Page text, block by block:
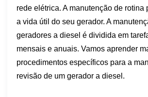
rede elétrica. A manutenção de rotina
a vida útil do seu gerador. A
geradores a diesel é dividida em
mensais e anuais. Vamos aprender
procedimentos específicos para a
revisão de um gerador a diesel.